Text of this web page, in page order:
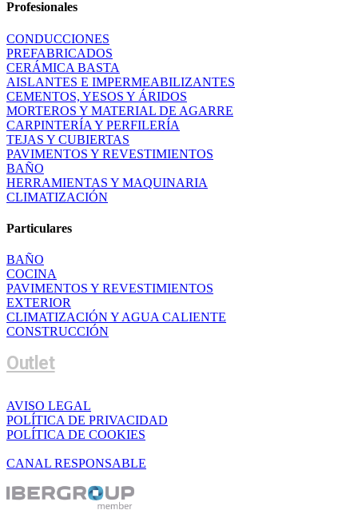
Profesionales
CONDUCCIONES
PREFABRICADOS
CERÁMICA BASTA
AISLANTES E IMPERMEABILIZANTES
CEMENTOS, YESOS Y ÁRIDOS
MORTEROS Y MATERIAL DE AGARRE
CARPINTERÍA Y PERFILERÍA
TEJAS Y CUBIERTAS
PAVIMENTOS Y REVESTIMIENTOS
BAÑO
HERRAMIENTAS Y MAQUINARIA
CLIMATIZACIÓN
Particulares
BAÑO
COCINA
PAVIMENTOS Y REVESTIMIENTOS
EXTERIOR
CLIMATIZACIÓN Y AGUA CALIENTE
CONSTRUCCIÓN
Outlet
AVISO LEGAL
POLÍTICA DE PRIVACIDAD
POLÍTICA DE COOKIES
CANAL RESPONSABLE